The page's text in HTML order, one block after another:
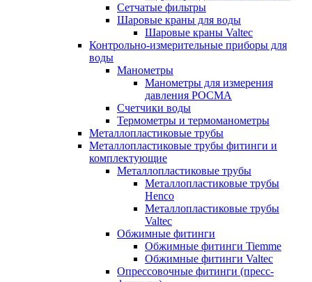
Сетчатые фильтры
Шаровые краны для воды
Шаровые краны Valtec
Контрольно-измерительные приборы для
воды
Манометры
Манометры для измерения
давления РОСМА
Счетчики воды
Термометры и термоманометры
Металлопластиковые трубы
Металлопластиковые трубы фитинги и
комплектующие
Металлопластиковые трубы
Металлопластиковые трубы
Henco
Металлопластиковые трубы
Valtec
Обжимные фитинги
Обжимные фитинги Tiemme
Обжимные фитинги Valtec
Опрессовочные фитинги (пресс-